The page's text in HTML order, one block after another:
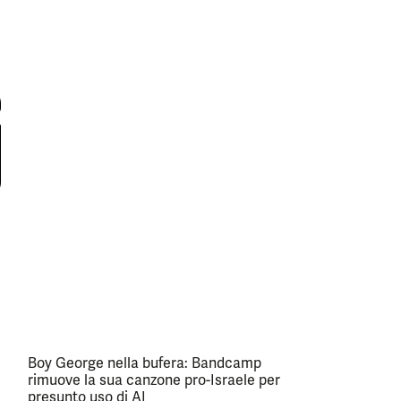
Boy George nella bufera: Bandcamp
rimuove la sua canzone pro-Israele per
presunto uso di AI